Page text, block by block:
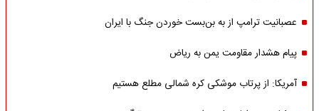
عصبانیت ترامپ از به بن‌بست خوردن جنگ با ایران
پیام هشدار مقاومت یمن به ریاض
آمریکا: از پرتاب موشکی کره شمالی مطلع هستیم